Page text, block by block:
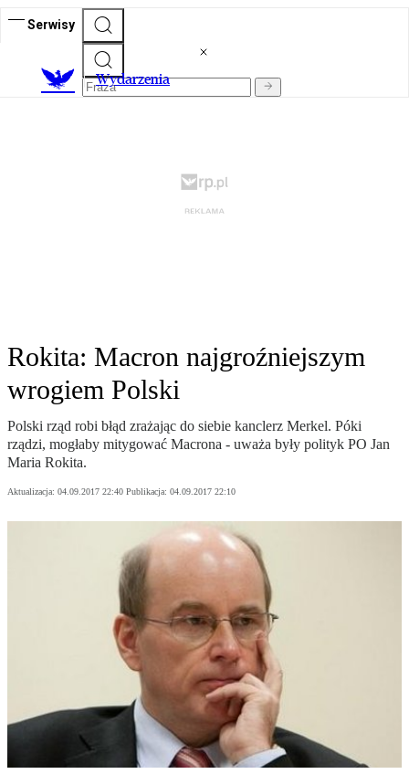
Serwisy
Wydarzenia
Rokita: Macron najgroźniejszym
wrogiem Polski
Polski rząd robi błąd zrażając do siebie kanclerz Merkel. Póki
rządzi, mogłaby mitygować Macrona - uważa były polityk PO Jan
Maria Rokita.
Aktualizacja: 04.09.2017 22:40 Publikacja: 04.09.2017 22:10